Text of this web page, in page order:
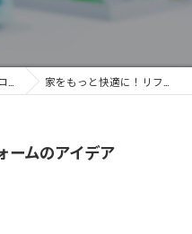
コラム 家をもっと快適に！リフォームのアイデア
ームのアイデア